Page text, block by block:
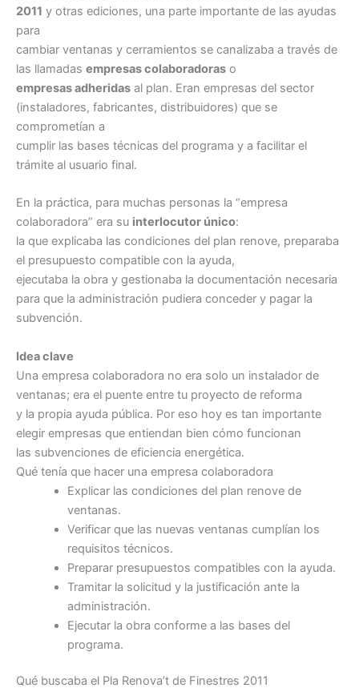
2011 y otras ediciones, una parte importante de las ayudas
para
cambiar ventanas y cerramientos se canalizaba a través de
las llamadas empresas colaboradoras o
empresas adheridas al plan. Eran empresas del sector
(instaladores, fabricantes, distribuidores) que se
comprometían a
cumplir las bases técnicas del programa y a facilitar el
trámite al usuario final.
En la práctica, para muchas personas la “empresa
colaboradora” era su interlocutor único:
la que explicaba las condiciones del plan renove, preparaba
el presupuesto compatible con la ayuda,
ejecutaba la obra y gestionaba la documentación necesaria
para que la administración pudiera conceder y pagar la
subvención.
Idea clave
Una empresa colaboradora no era solo un instalador de
ventanas; era el puente entre tu proyecto de reforma
y la propia ayuda pública. Por eso hoy es tan importante
elegir empresas que entiendan bien cómo funcionan
las subvenciones de eficiencia energética.
Qué tenía que hacer una empresa colaboradora
Explicar las condiciones del plan renove de
ventanas.
Verificar que las nuevas ventanas cumplían los
requisitos técnicos.
Preparar presupuestos compatibles con la ayuda.
Tramitar la solicitud y la justificación ante la
administración.
Ejecutar la obra conforme a las bases del
programa.
Qué buscaba el Pla Renova’t de Finestres 2011